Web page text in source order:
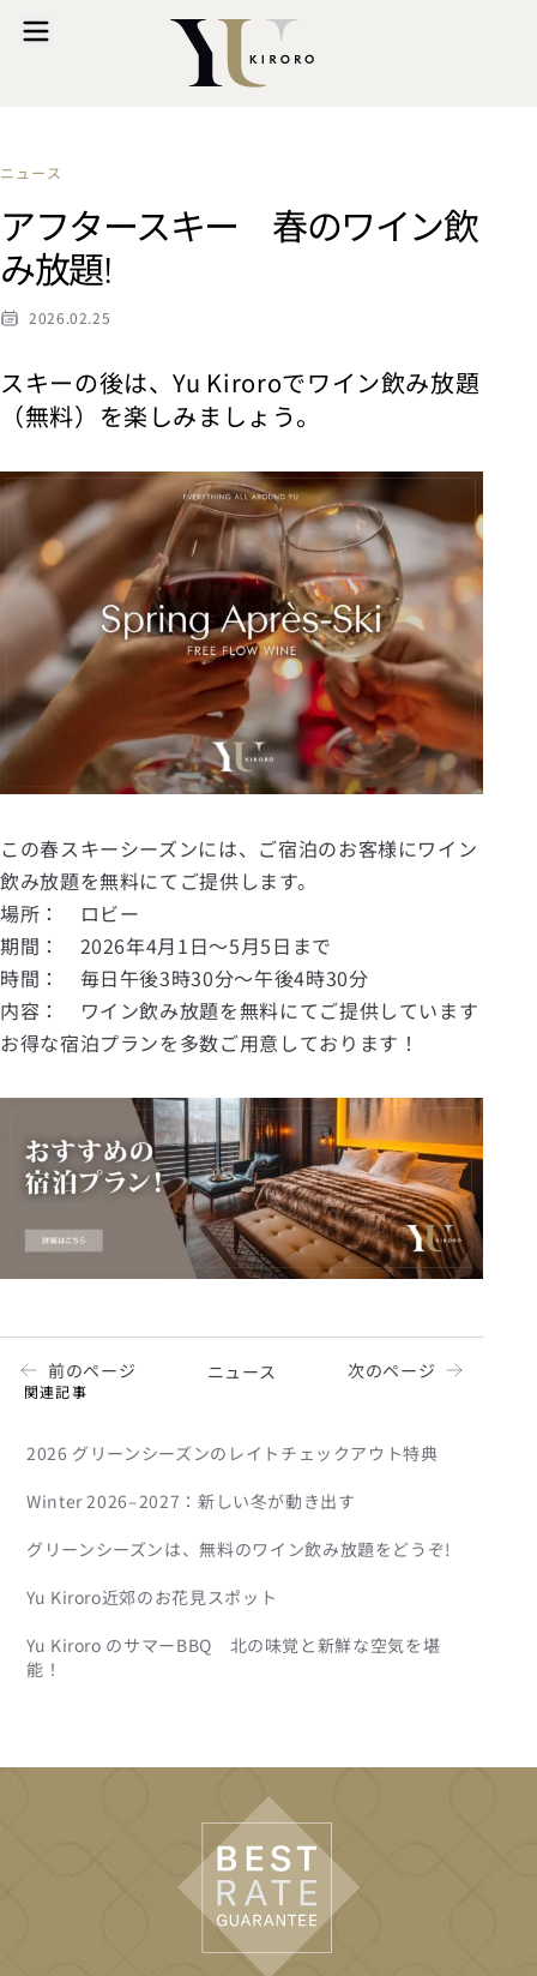
ニュース
アフタースキー 春のワイン飲
み放題!
2026.02.25
スキーの後は、Yu Kiroroでワイン飲み放題
（無料）を楽しみましょう。
この春スキーシーズンには、ご宿泊のお客様にワイン
飲み放題を無料にてご提供します。
場所： ロビー
期間： 2026年4月1日～5月5日まで
時間： 毎日午後3時30分～午後4時30分
内容： ワイン飲み放題を無料にてご提供しています
お得な宿泊プランを多数ご用意しております！
前のページ ニュース 次のページ
関連記事
2026 グリーンシーズンのレイトチェックアウト特典
Winter 2026–2027：新しい冬が動き出す
グリーンシーズンは、無料のワイン飲み放題をどうぞ!
Yu Kiroro近郊のお花見スポット
Yu Kiroro のサマーBBQ 北の味覚と新鮮な空気を堪
能！